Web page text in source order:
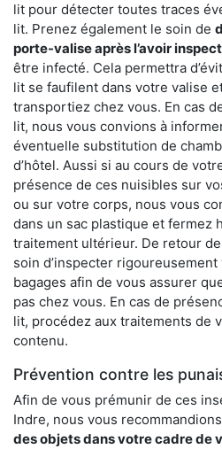
lit pour détecter toutes traces
lit. Prenez également le soin de
porte-valise après l’avoir
être infecté. Cela permettra
lit se faufilent dans votre valise
transportiez chez vous. En cas
lit, nous vous convions à
éventuelle substitution de
d’hôtel. Aussi si au cours de
présence de ces nuisibles sur
ou sur votre corps, nous vous
dans un sac plastique et fermez
traitement ultérieur. De retour
soin d’inspecter
bagages afin de vous assurer
pas chez vous. En cas de
lit, procédez aux traitements de
contenu.
Prévention contre les
Afin de vous prémunir de ces
Indre, nous vous recommandions
des objets dans votre cadre de